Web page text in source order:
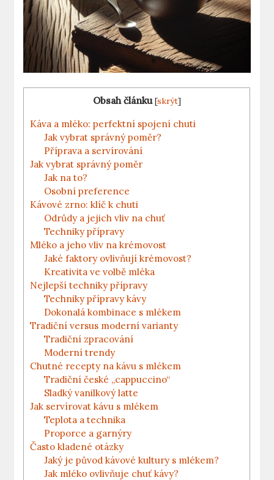
Obsah článku [skrýt]
Káva a mléko: perfektní spojení chuti
Jak vybrat správný poměr?
Příprava a servírování
Jak vybrat správný poměr
Jak na to?
Osobní preference
Kávové zrno: klíč k chuti
Odrůdy a jejich vliv na chuť
Techniky přípravy
Mléko a jeho vliv na krémovost
Jaké faktory ovlivňují krémovost?
Kreativita ve volbě mléka
Nejlepší techniky přípravy
Techniky přípravy kávy
Dokonalá kombinace s mlékem
Tradiční versus moderní varianty
Tradiční zpracování
Moderní trendy
Chutné recepty na kávu s mlékem
Tradiční české „cappuccino“
Sladký vanilkový latte
Jak servírovat kávu s mlékem
Teplota a technika
Proporce a garnýry
Často kladené otázky
Jaký je původ kávové kultury s mlékem?
Jak mléko ovlivňuje chuť kávy?